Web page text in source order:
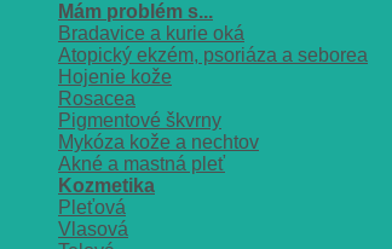
Mám problém s...
Bradavice a kurie oká
Atopický ekzém, psoriáza a seborea
Hojenie kože
Rosacea
Pigmentové škvrny
Mykóza kože a nechtov
Akné a mastná pleť
Kozmetika
Pleťová
Vlasová